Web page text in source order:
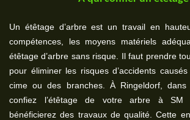
Un étêtage d’arbre est un travail en
compétences, les moyens matériels
étêtage d’arbre sans risque. Il faut prendre
pour éliminer les risques d’accidents
cime ou des branches. À Ringeldorf,
confiez l’étêtage de votre arbre à SM
bénéficierez des travaux de qualité. Cette